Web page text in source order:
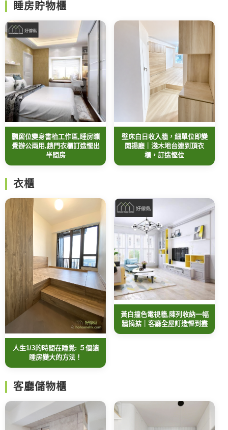
睡房貯物櫃
飄窗位變身書枱工作區,睡房瞓
覺辦公兩用,趟門衣櫃訂造慳出
半間房
壁床白日收入牆，細單位即變
開揚廳｜淺木地台連到頂衣
櫃，訂造慳位
衣櫃
人生1/3的時間在睡覺: ５個讓
睡房變大的方法！
黃白撞色電視牆,陳列收納一幅
牆搞掂｜客廳全屋訂造慳到盡
客廳儲物櫃